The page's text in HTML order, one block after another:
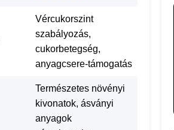
Vércukorszint
szabályozás,
cukorbetegség,
anyagcsere-támogatás
Természetes növényi
kivonatok, ásványi
anyagok